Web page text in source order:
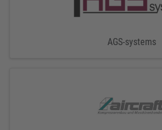
AGS-systems